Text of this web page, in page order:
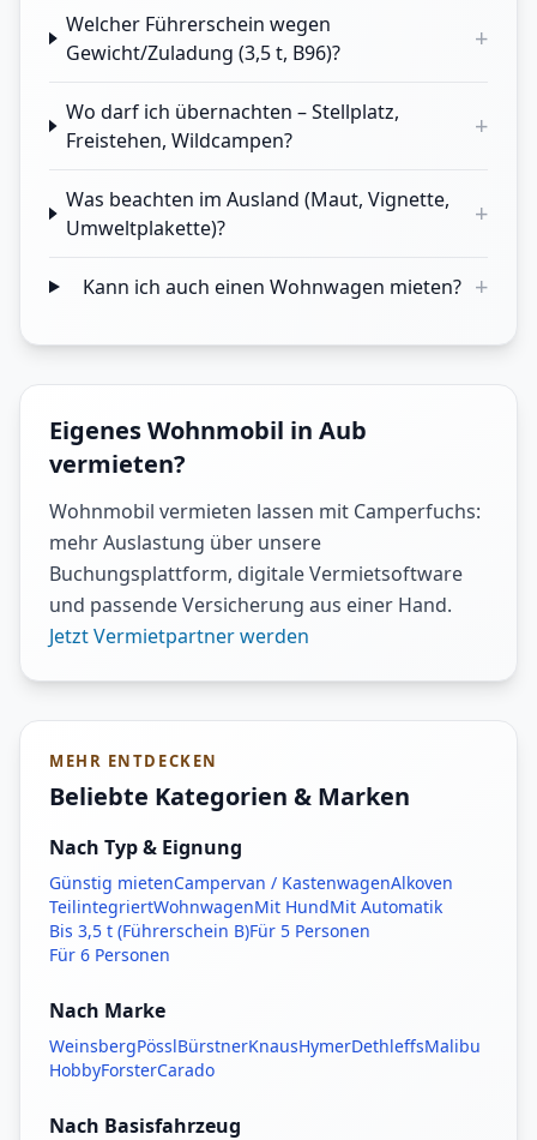
Welcher Führerschein wegen
Gewicht/Zuladung (3,5 t, B96)?
+
Wo darf ich übernachten – Stellplatz,
Freistehen, Wildcampen?
+
Was beachten im Ausland (Maut, Vignette,
Umweltplakette)?
+
Kann ich auch einen Wohnwagen mieten? +
Eigenes Wohnmobil in Aub
vermieten?
Wohnmobil vermieten lassen mit Camperfuchs:
mehr Auslastung über unsere
Buchungsplattform, digitale Vermietsoftware
und passende Versicherung aus einer Hand.
Jetzt Vermietpartner werden
MEHR ENTDECKEN
Beliebte Kategorien & Marken
Nach Typ & Eignung
Günstig mietenCampervan / KastenwagenAlkoven
TeilintegriertWohnwagenMit HundMit Automatik
Bis 3,5 t (Führerschein B)Für 5 Personen
Für 6 Personen
Nach Marke
WeinsbergPösslBürstnerKnausHymerDethleffsMalibu
HobbyForsterCarado
Nach Basisfahrzeug